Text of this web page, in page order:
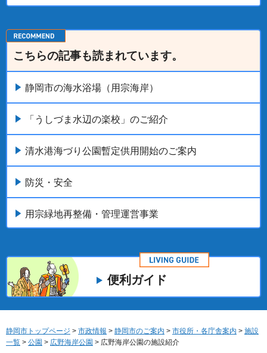
こちらの記事も読まれています。
静岡市の海水浴場（用宗海岸）
「うしづま水辺の楽校」のご紹介
清水港海づり公園暫定供用開始のご案内
防災・安全
用宗緑地再整備・管理運営事業
便利ガイド
静岡市トップページ > 市政情報 > 静岡市のご案内 > 市役所・各庁舎案内 > 施設
一覧 > 公園 > 広野海岸公園 > 広野海岸公園の施設紹介